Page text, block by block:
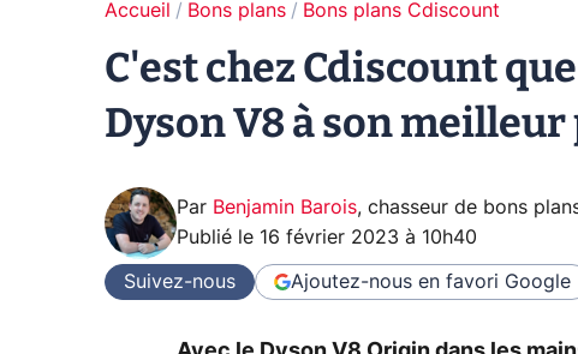
Accueil Bons plans Bons plans Cdiscount
C'est chez Cdiscount
Dyson V8 à son meilleur
Par Benjamin Barois, chasseur de bons
Publié le 16 février 2023 à 10h40
Suivez-nous Ajoutez-nous en favori Google